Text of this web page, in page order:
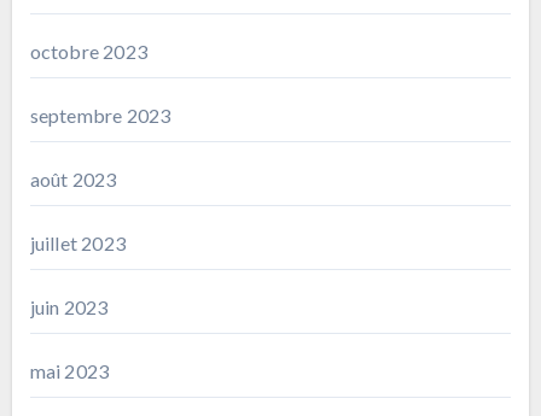
octobre 2023
septembre 2023
août 2023
juillet 2023
juin 2023
mai 2023